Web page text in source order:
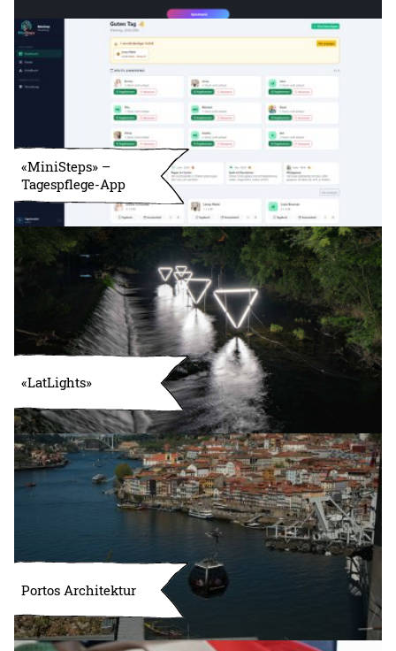
«MiniSteps» –
Tagespflege-App
«LatLights»
Portos Architektur